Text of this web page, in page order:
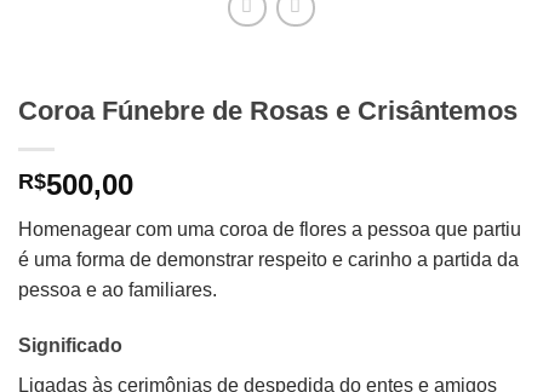
Coroa Fúnebre de Rosas e Crisântemos
R$500,00
Homenagear com uma coroa de flores a pessoa que partiu
é uma forma de demonstrar respeito e carinho a partida da
pessoa e ao familiares.
Significado
Ligadas às cerimônias de despedida do entes e amigos